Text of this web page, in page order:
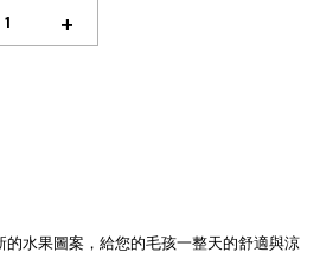
+
水果圖案，給您的毛孩一整天的舒適與涼